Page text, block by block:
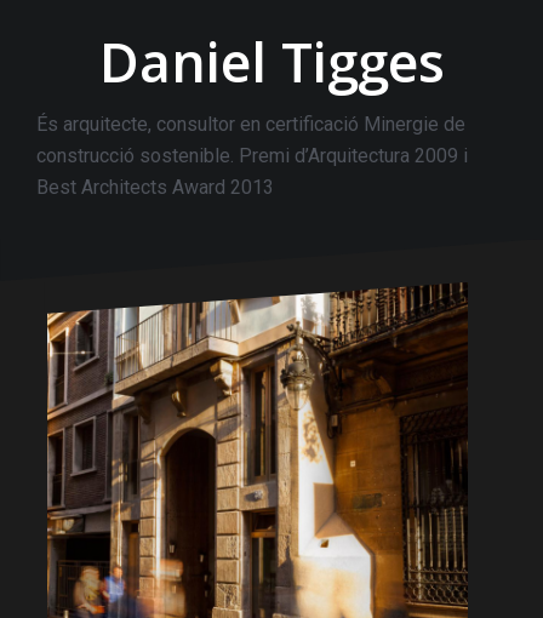
Daniel Tigges
És arquitecte, consultor en certificació Minergie de
construcció sostenible. Premi d’Arquitectura 2009 i
Best Architects Award 2013